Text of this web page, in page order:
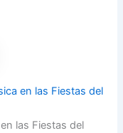
en las Fiestas del
las Fiestas del